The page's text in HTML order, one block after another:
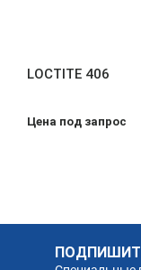
LOCTITE 406
Цена под запрос